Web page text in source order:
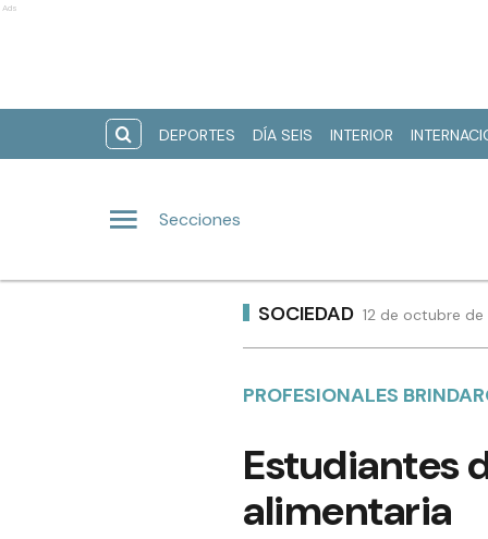
Ads
DEPORTES DÍA SEIS INTERIOR
Secciones
SOCIEDAD 12 de octubre
PROFESIONALES
Estudiantes
alimentaria